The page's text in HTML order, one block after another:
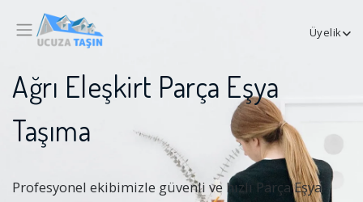
Üyelik
Ağrı Eleşkirt Parça Eşya
Taşıma
Profesyonel ekibimizle güvenli ve hızlı Parça Eşya